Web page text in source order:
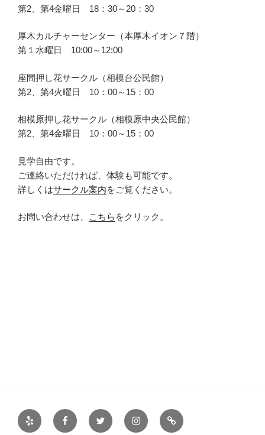
第2、第4金曜日 18：30～20：30
厚木カルチャーセンター（本厚木イオン７階）
第１水曜日 10:00～12:00
座間押し花サークル（相模台公民館）
第2、第4火曜日 10：00～15：00
相模原押し花サークル（相模原中央公民館）
第2、第4金曜日 10：00～15：00
見学自由です。
ご連絡いただければ、体験も可能です。
詳しくはサークル案内をご覧ください。
お問い合わせは、 こちら をクリック。
Yelp FacebookTwitter Instagram
サ
ー